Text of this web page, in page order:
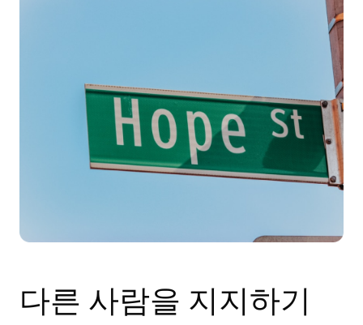
다른 사람을 지지하기